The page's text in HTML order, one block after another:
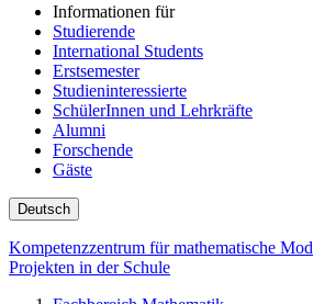
Informationen für
Studierende
International Students
Erstsemester
Studieninteressierte
SchülerInnen und Lehrkräfte
Alumni
Forschende
Gäste
Deutsch
Kompetenzzentrum für mathematische
Projekten in der Schule